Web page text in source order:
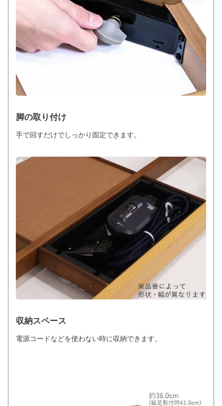
脚の取り付け
手で回すだけでしっかり固定できます。
収納スペース
電源コードなどを使わない時に収納できます。